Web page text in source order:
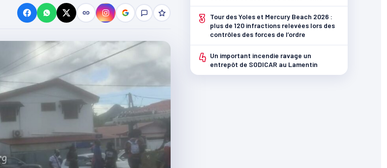
3
Tour des Yoles et Mercury Beach 2026 :
plus de 120 infractions relevées lors des
contrôles des forces de l’ordre
4 Un important incendie ravage un
entrepôt de SODICAR au Lamentin